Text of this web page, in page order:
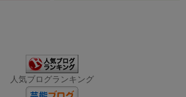
人気ブログランキング